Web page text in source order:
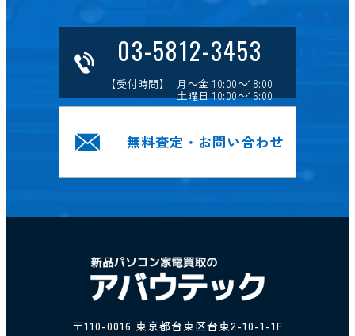
03-5812-3453
【受付時間】 月～金 10:00～18:00
土曜日 10:00～16:00
無料査定・お問い合わせ
〒110-0016 東京都台東区台東2-10-1-1F